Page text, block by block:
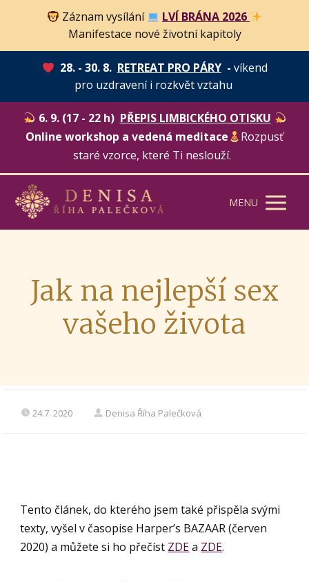
Záznam vysílání
LVÍ BRÁNA 2026
Manifestace nové životní kapitoly
28. - 30. 8. RETREAT PRO PÁRY- víkend
pro uzdravení i rozkvět vztahu
6. 9. (17 - 22 h) PŘEPIS LIMBICKÉHO OTISKU
Online workshop a vedená meditace
Rozpusť
staré vzorce, které Ti neslouží.
MENU
Jak na nejlepší sex
vašeho života
24.7. 2020 Denisa Říha Palečková
Tento článek, do kterého jsem také přispěla svými
texty, vyšel v časopise Harper’s BAZAAR (červen
2020) a můžete si ho přečíst ZDEa ZDE.